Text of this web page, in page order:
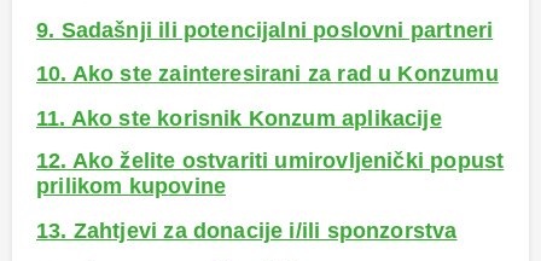
9. Sadašnji ili potencijalni poslovni partneri
10. Ako ste zainteresirani za rad u Konzumu
11. Ako ste korisnik Konzum aplikacije
12. Ako želite ostvariti umirovljenički popust
prilikom kupovine
13. Zahtjevi za donacije i/ili sponzorstva